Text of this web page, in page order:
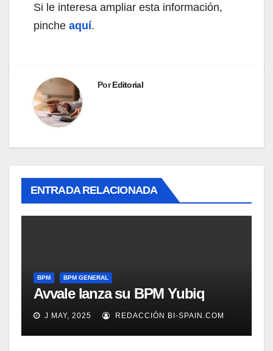
Si le interesa ampliar esta información,
pinche aquí.
PorEditorial
ENTRADA RELACIONADA
BPM BPM GENERAL
Avvale lanza su BPM Yubiq
J MAY, 2025 REDACCIÓN BI-SPAIN.COM